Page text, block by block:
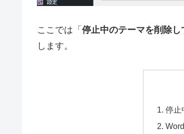
ここでは「 停止中のテーマを削除し
します。
停止